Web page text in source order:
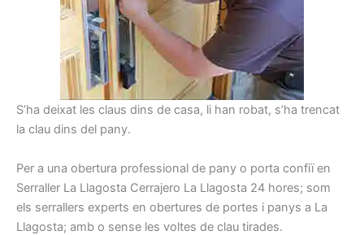
S’ha deixat les claus dins de casa, li han robat, s’ha trencat
la clau dins del pany.
Per a una obertura professional de pany o porta confiï en
Serraller La Llagosta Cerrajero La Llagosta 24 hores; som
els serrallers experts en obertures de portes i panys a La
Llagosta; amb o sense les voltes de clau tirades.